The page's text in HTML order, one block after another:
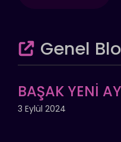
Genel
BAŞAK YENİ
3 Eylül 2024